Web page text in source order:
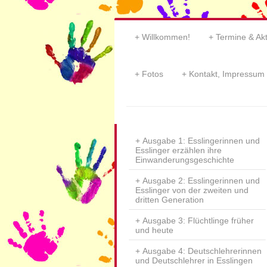
Willkommen! Termine &
Fotos Kontakt,
die
Ausgabe 1: Esslingerinnen und
Esslinger erzählen ihre
Einwanderungsgeschichte
Ausgabe 2: Esslingerinnen und
Esslinger von der zweiten und
dritten Generation
Ausgabe 3: Flüchtlinge früher
und heute
Ausgabe 4: Deutschlehrerinnen
und Deutschlehrer in Esslingen